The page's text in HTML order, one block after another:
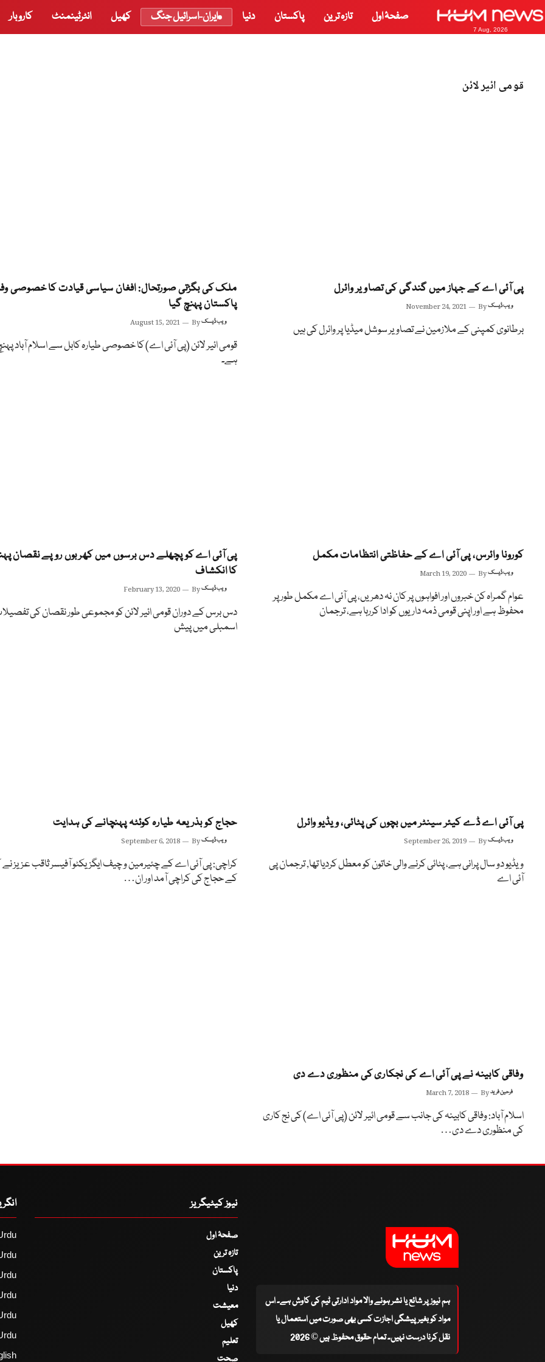
7 Aug, 2026
صفحۂ اول تازہ ترین پاکستان دنیا ایران-اسرائیل جنگ کھیل انٹرٹینمنٹ کاروبار
قومی ائیر لائن
پی آئی اے کے جہاز میں گندگی کی تصاویر وائرل
November 24, 2021 Byویب ڈیسک
برطانوی کمپنی کے ملازمین نے تصاویر سوشل میڈیا پر وائرل کی ہیں
ملک کی بگڑتی صورتحال: افغان سیاسی قیادت کا خصوصی
پاکستان پہنچ گیا
August 15, 2021 Byویب ڈیسک
قومی ائیر لائن (پی آئی اے) کا خصوصی طیارہ کابل سے اسلام آباد
ہے۔
کورونا وائرس، پی آئی اے کے حفاظتی انتظامات مکمل
March 19, 2020 Byویب ڈیسک
عوام گمراہ کن خبروں اور افواہوں پر کان نہ دھریں، پی آئی اے مکمل طور پر
محفوظ ہے اور اپنی قومی ذمہ داریوں کو ادا کررہا ہے، ترجمان
پی آئی اے کو پچھلے دس برسوں میں کھربوں روپے نقصان
کا انکشاف
February 13, 2020 Byویب ڈیسک
دس برس کے دوران قومی ائیر لائن کو مجموعی طور نقصان کی
اسمبلی میں پیش
پی آئی اے ڈے کیئر سینٹر میں بچوں کی پٹائی، ویڈیو وائرل
September 26, 2019 Byویب ڈیسک
ویڈیو دو سال پرانی ہے، پٹائی کرنے والی خاتون کو معطل کردیا تھا, ترجمان پی
آئی اے
حجاج کو بذریعہ طیارہ کوئٹہ پہنچانے کی ہدایت
September 6, 2018 Byویب ڈیسک
کراچی: پی آئی اے کے چئیرمین و چیف ایگزیکٹو آفیسر ثاقب عزیز نے
کے حجاج کی کراچی آمد اور ان…
وفاقی کابینہ نے پی آئی اے کی نجکاری کی منظوری دے دی
March 7, 2018 Byفرحین فرید
اسلام آباد: وفاقی کابینہ کی جانب سے قومی ائیر لائن (پی آئی اے) کی نج کاری
کی منظوری دے دی…
ہم نیوز پر شائع یا نشر ہونے والا مواد ادارتی ٹیم کی کاوش ہے۔ اس
مواد کو بغیر پیشگی اجازت کسی بھی صورت میں استعمال یا
نقل کرنا درست نہیں۔ تمام حقوق محفوظ ہیں © 2026
نیوز کیٹیگریز
صفحۂ اول
تازہ ترین
پاکستان
دنیا
معیشت
کھیل
تعلیم
صحت